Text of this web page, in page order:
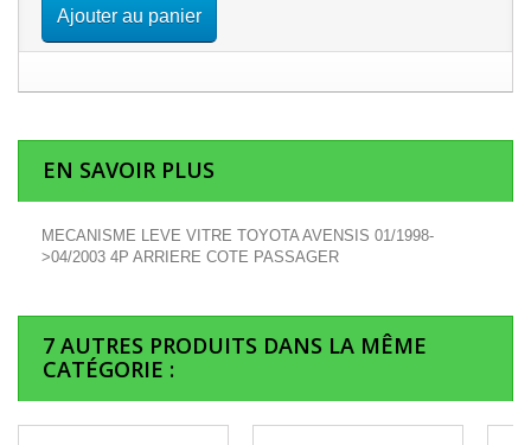
Ajouter au panier
EN SAVOIR PLUS
MECANISME LEVE VITRE TOYOTA AVENSIS 01/1998-
>04/2003 4P ARRIERE COTE PASSAGER
7 AUTRES PRODUITS DANS LA MÊME
CATÉGORIE :